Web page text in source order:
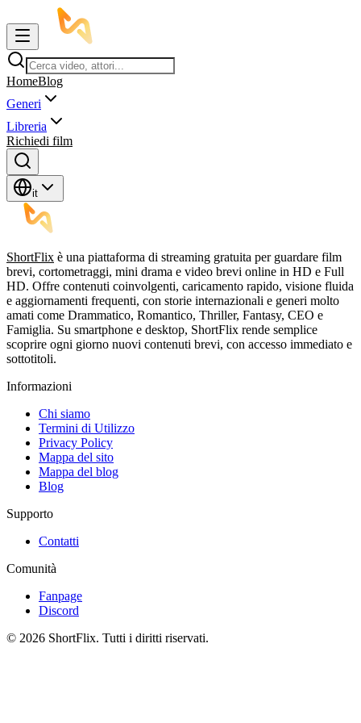
HomeBlog
Generi
Libreria
Richiedi film
it
ShortFlix è una piattaforma di streaming gratuita per guardare film
brevi, cortometraggi, mini drama e video brevi online in HD e Full
HD. Offre contenuti coinvolgenti, caricamento rapido, visione fluida
e aggiornamenti frequenti, con storie internazionali e generi molto
amati come Drammatico, Romantico, Thriller, Fantasy, CEO e
Famiglia. Su smartphone e desktop, ShortFlix rende semplice
scoprire ogni giorno nuovi contenuti brevi, con accesso immediato e
sottotitoli.
Informazioni
Chi siamo
Termini di Utilizzo
Privacy Policy
Mappa del sito
Mappa del blog
Blog
Supporto
Contatti
Comunità
Fanpage
Discord
© 2026 ShortFlix. Tutti i diritti riservati.